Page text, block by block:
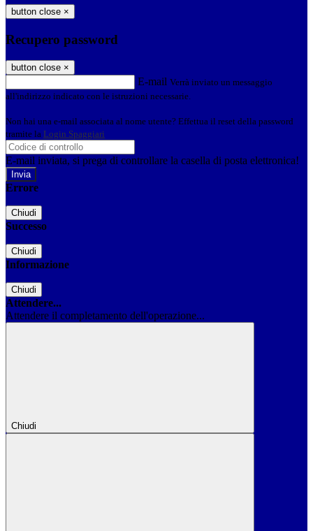
button close ×
Recupero password
button close ×
E-mail Verrà inviato un messaggio
all'indirizzo indicato con le istruzioni necessarie.
Non hai una e-mail associata al nome utente? Effettua il reset della password
tramite la Login Spaggiari
E-mail inviata, si prega di controllare la casella di posta elettronica!
Errore
Chiudi
Successo
Chiudi
Informazione
Chiudi
Attendere...
Attendere il completamento dell'operazione...
Chiudi